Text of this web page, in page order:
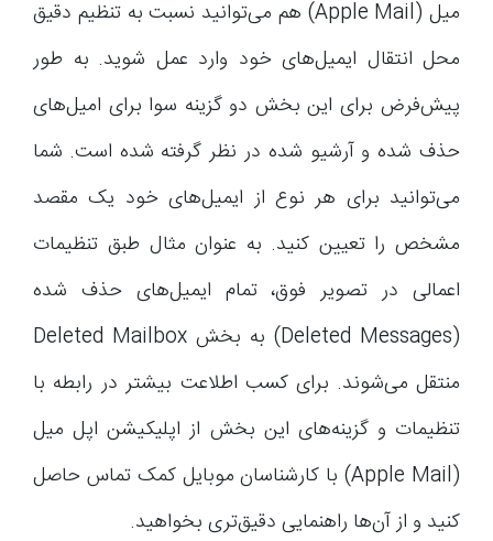
میل (Apple Mail) هم می‌توانید نسبت به تنظیم دقیق
محل انتقال ایمیل‌های خود وارد عمل شوید. به طور
پیش‌فرض برای این بخش دو گزینه سوا برای امیل‌های
حذف شده و آرشیو شده در نظر گرفته شده است. شما
می‌توانید برای هر نوع از ایمیل‌های خود یک مقصد
مشخص را تعیین کنید. به عنوان مثال طبق تنظیمات
اعمالی در تصویر فوق، تمام ایمیل‌های حذف شده
(Deleted Messages) به بخش Deleted Mailbox
منتقل می‌شوند. برای کسب اطلاعت بیشتر در رابطه با
تنظیمات و گزینه‌های این بخش از اپلیکیشن اپل میل
(Apple Mail) با کارشناسان موبایل کمک تماس حاصل
کنید و از آن‌ها راهنمایی دقیق‌تری بخواهید.